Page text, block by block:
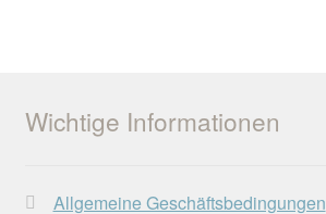
Wichtige Informationen
Allgemeine Geschäftsbedingungen